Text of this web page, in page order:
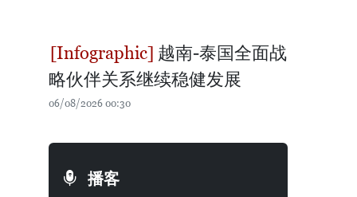
越南-泰国全面战
略伙伴关系继续稳健发展
06/08/2026 00:30
播客